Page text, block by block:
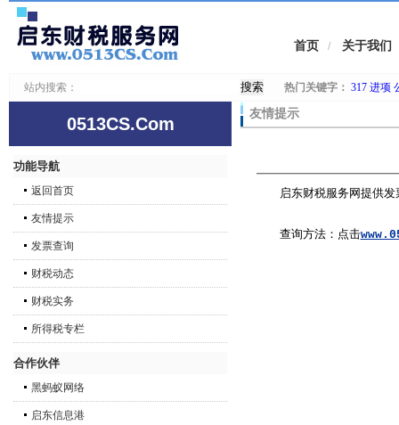
首页 / 关于我们
站内搜索： 热门关键字： 317 进项
0513CS.Com
功能导航
返回首页
友情提示
发票查询
财税动态
财税实务
所得税专栏
合作伙伴
黑蚂蚁网络
启东信息港
友情提示
启东财税服务网提供
查询方法：点击